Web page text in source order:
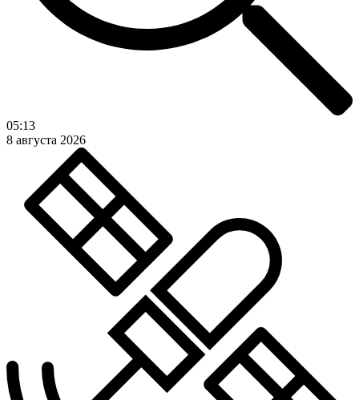
05:13
8 августа 2026